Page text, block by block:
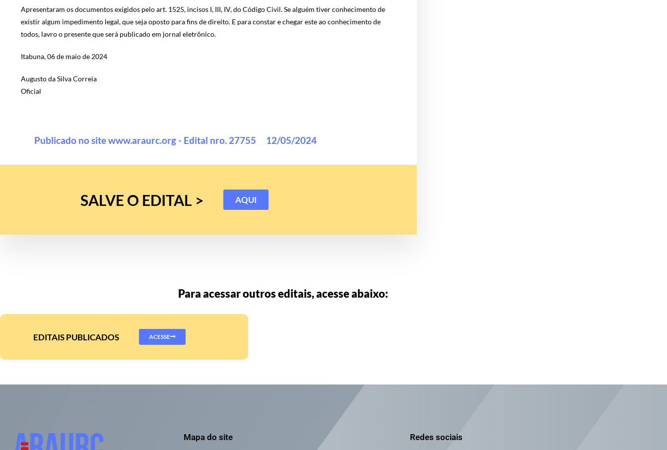
Apresentaram os documentos exigidos pelo art. 1525, incisos I, III, IV, do Código Civil. Se alguém tiver conhecimento de
existir algum impedimento legal, que seja oposto para fins de direito. E para constar e chegar este ao conhecimento de
todos, lavro o presente que será publicado em jornal eletrônico.
Itabuna, 06 de maio de 2024
Augusto da Silva Correia
Oficial
Publicado no site www.araurc.org - Edital nro. 27755 12/05/2024
SALVE O EDITAL > AQUI
Para acessar outros editais, acesse abaixo:
EDITAIS PUBLICADOS ACESSE
Mapa do site Redes sociais